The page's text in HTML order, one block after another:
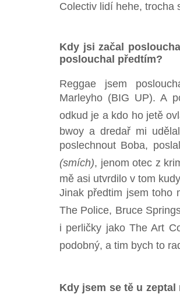
Colectiv lidí hehe, trocha
Kdy jsi začal
poslouchal předtím?
Reggae jsem
Marleyho (BIG UP). A
odkud je a kdo ho jetě
bwoy a dredař mi
poslechnout Boba,
(smích), jenom otec z
mě asi utvrdilo v tom
Jinak předtim jsem toho
The Police, Bruce
i perličky jako The Art
podobný, a tim bych to
Kdy jsem se tě u